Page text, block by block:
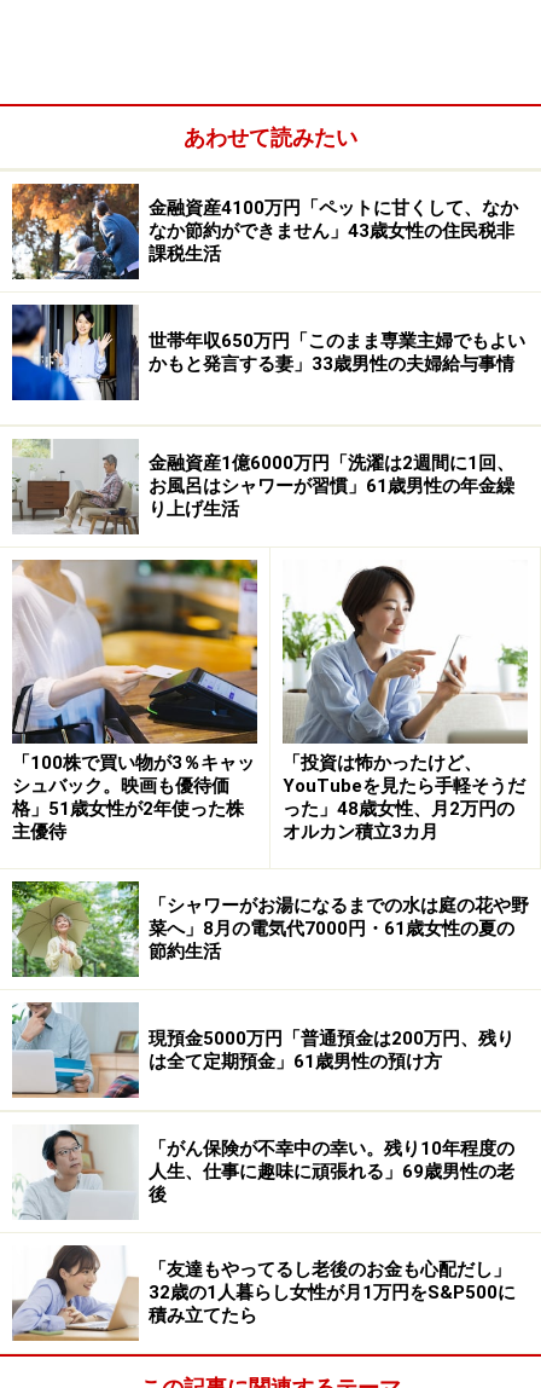
その他（企業年金や個人年金保険など）：拠出型企業年
金保険10年確定112万円（年額）
配偶者の年金や収入：なし
「ひとり暮らしには十分な額」
現在の年金額について満足しているか、の問いに「満足
している」と回答した今回の投稿者。
その理由として「ひとり暮らしには充分です」と語って
います。
ひと月の支出は約「13万円」。年金だけで「毎月賄えて
「農家の手伝いなどで年に26万円ほどの収
入」
年金で足りない支出がある場合は「貯蓄から支出しまし
た。車の買い替え」とコメント。
また「農家の手伝いで年に20万円くらい。河川水門の点
検で年に6万円」程度のアルバイト収入があるとのこ
と。
そのほか「太陽光発電と電気自動車の利用」で光熱費や
ガソリン代を浮かせているそうです。
あわせて読みたい
金融資産4100万円「ペットに甘くして、なか
なか節約ができません」43歳女性の住民税非
課税生活
世帯年収650万円「このまま専業主婦でもよい
かもと発言する妻」33歳男性の夫婦給与事情
金融資産1億6000万円「洗濯は2週間に1回、
お風呂はシャワーが習慣」61歳男性の年金繰
り上げ生活
「100株で買い物が3％キャッ
シュバック。映画も優待価
格」51歳女性が2年使った株
主優待
「投資は怖かったけど、
YouTubeを見たら手軽そうだ
った」48歳女性、月2万円の
オルカン積立3カ月
「シャワーがお湯になるまでの水は庭の花や野
菜へ」8月の電気代7000円・61歳女性の夏の
節約生活
現預金5000万円「普通預金は200万円、残り
は全て定期預金」61歳男性の預け方
「がん保険が不幸中の幸い。残り10年程度の
人生、仕事に趣味に頑張れる」69歳男性の老
後
「友達もやってるし老後のお金も心配だし」
32歳の1人暮らし女性が月1万円をS&P500に
積み立てたら